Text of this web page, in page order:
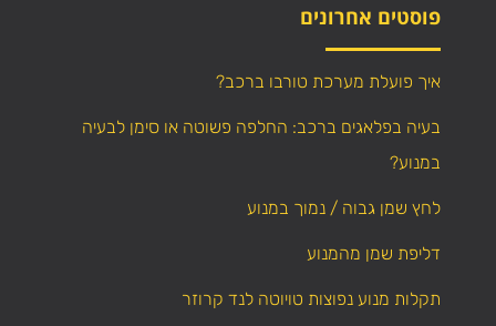
פוסטים אחרונים
איך פועלת מערכת טורבו ברכב?
בעיה בפלאגים ברכב: החלפה פשוטה או סימן לבעיה
במנוע?
לחץ שמן גבוה / נמוך במנוע
דליפת שמן מהמנוע
תקלות מנוע נפוצות טויוטה לנד קרוזר